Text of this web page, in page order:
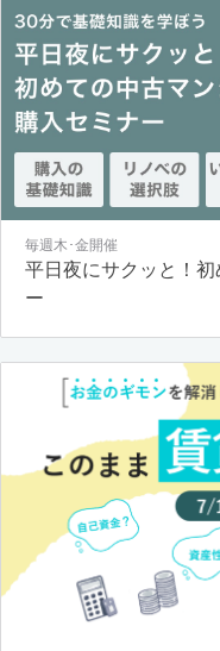
毎週木･金開催
平日夜にサクッと！
ー